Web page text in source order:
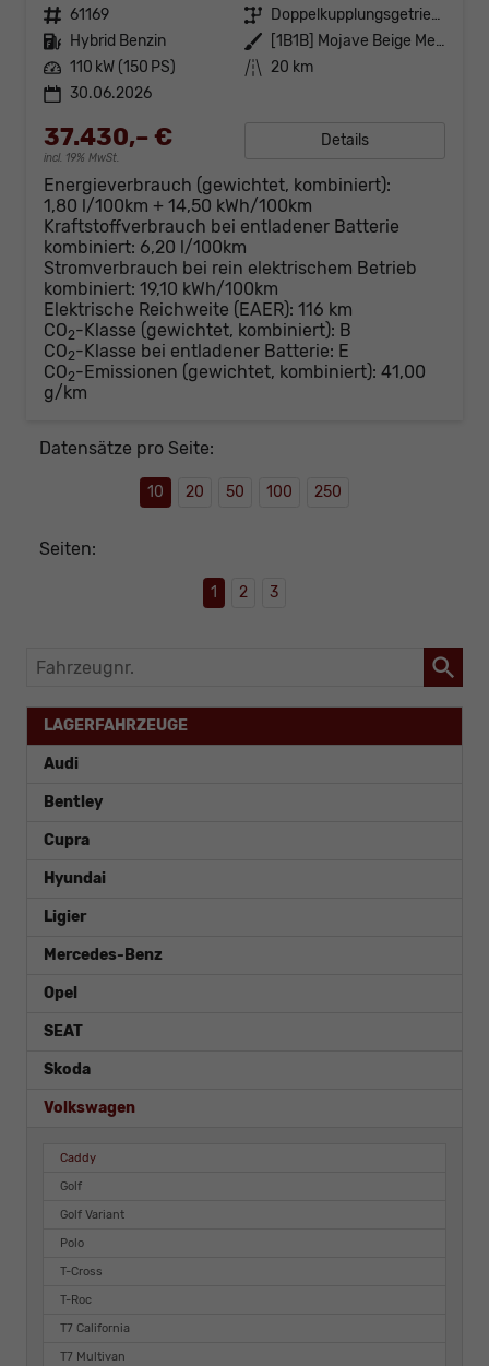
Fahrzeugnr. 61169 Getriebe
Doppelkupplungsgetriebe (DSG)
Kraftstoff Hybrid Benzin Außenfarbe
[1B1B] Mojave Beige Metallic
Leistung 110 kW (150 PS) Kilometerstand 20 km
30.06.2026
37.430,– €
incl. 19% MwSt.
Details
Energieverbrauch (gewichtet, kombiniert):
1,80 l/100km + 14,50 kWh/100km
Kraftstoffverbrauch bei entladener Batterie
kombiniert: 6,20 l/100km
Stromverbrauch bei rein elektrischem Betrieb
kombiniert: 19,10 kWh/100km
Elektrische Reichweite (EAER): 116 km
CO2-Klasse (gewichtet, kombiniert): B
CO2-Klasse bei entladener Batterie: E
CO2-Emissionen (gewichtet, kombiniert): 41,00
g/km
Datensätze pro Seite:
10 20 50 100 250
Seiten:
1 2 3
Fahrzeugnr.
LAGERFAHRZEUGE
Audi
Bentley
Cupra
Hyundai
Ligier
Mercedes-Benz
Opel
SEAT
Skoda
Volkswagen
Caddy
Golf
Golf Variant
Polo
T-Cross
T-Roc
T7 California
T7 Multivan